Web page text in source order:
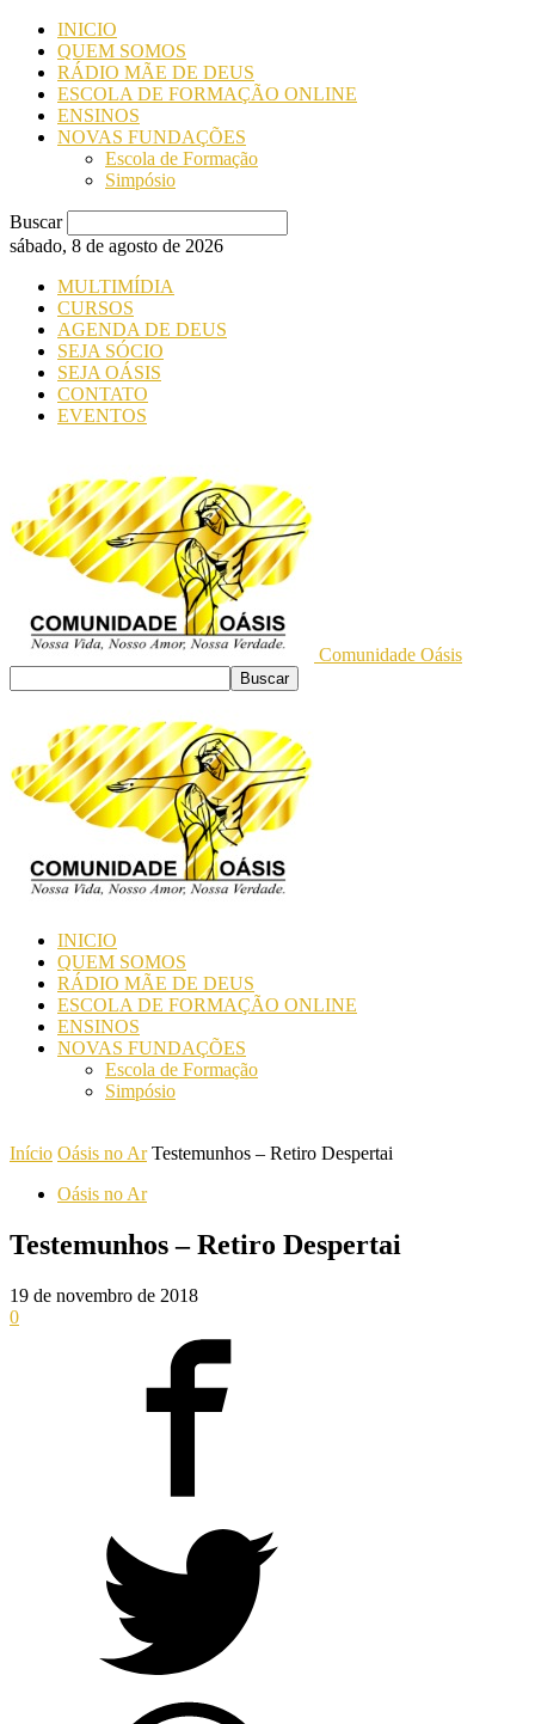
INICIO
QUEM SOMOS
RÁDIO MÃE DE DEUS
ESCOLA DE FORMAÇÃO ONLINE
ENSINOS
NOVAS FUNDAÇÕES
Escola de Formação
Simpósio
Buscar
sábado, 8 de agosto de 2026
MULTIMÍDIA
CURSOS
AGENDA DE DEUS
SEJA SÓCIO
SEJA OÁSIS
CONTATO
EVENTOS
Comunidade Oásis
INICIO
QUEM SOMOS
RÁDIO MÃE DE DEUS
ESCOLA DE FORMAÇÃO ONLINE
ENSINOS
NOVAS FUNDAÇÕES
Escola de Formação
Simpósio
Início Oásis no Ar Testemunhos – Retiro Despertai
Oásis no Ar
Testemunhos – Retiro Despertai
19 de novembro de 2018
0